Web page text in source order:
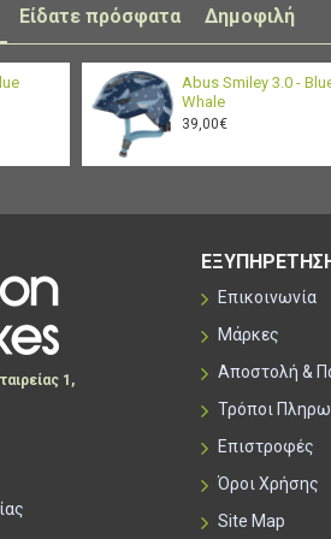
Είδατε πρόσφατα Δημοφιλή
Abus Smiley 3.0 -
Whale
39,00€
1,
Επικοινωνία
Μάρκες
Αποστολή &
Τρόποι
Επιστροφές
Όροι Χρήσης
Site Map